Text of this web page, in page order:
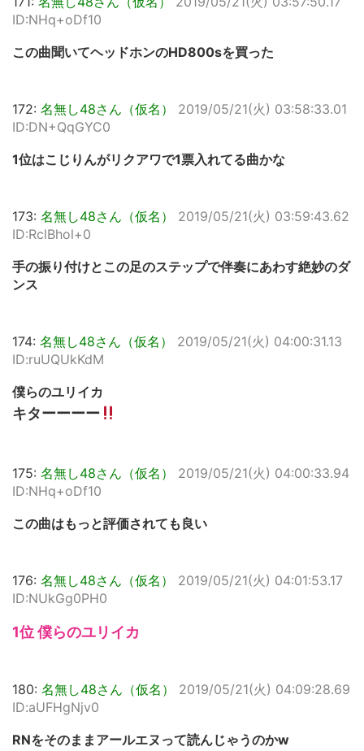
ID:NHq+oDf10
この曲聞いてヘッドホンのHD800sを買った
172: 名無し48さん（仮名）
2019/05/21(火) 03:58:33.01
ID:DN+QqGYC0
1位はこじりんがリクアワで1票入れてる曲かな
173: 名無し48さん（仮名）
2019/05/21(火) 03:59:43.62
ID:RclBhol+0
手の振り付けとこの足のステップで伴奏にあわす絶妙のダ
ンス
174: 名無し48さん（仮名）
2019/05/21(火) 04:00:31.13
ID:ruUQUkKdM
僕らのユリイカ
キターーーー
175: 名無し48さん（仮名）
2019/05/21(火) 04:00:33.94
ID:NHq+oDf10
この曲はもっと評価されても良い
176: 名無し48さん（仮名）
2019/05/21(火) 04:01:53.17
ID:NUkGg0PH0
1位 僕らのユリイカ
180: 名無し48さん（仮名）
2019/05/21(火) 04:09:28.69
ID:aUFHgNjv0
RNをそのままアールエヌって読んじゃうのかw